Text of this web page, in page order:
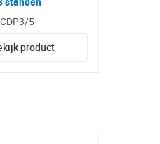
5
product